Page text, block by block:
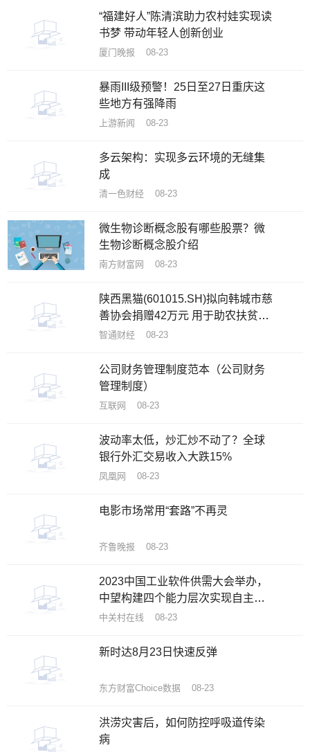
“福建好人”陈清滨助力农村娃实现读
书梦 带动年轻人创新创业
厦门晚报 08-23
暴雨III级预警！25日至27日重庆这
些地方有强降雨
上游新闻 08-23
多云架构：实现多云环境的无缝集
成
清一色财经 08-23
微生物诊断概念股有哪些股票？微
生物诊断概念股介绍
南方财富网 08-23
陕西黑猫(601015.SH)拟向韩城市慈
善协会捐赠42万元 用于助农扶贫和
慈善事业
智通财经 08-23
公司财务管理制度范本（公司财务
管理制度）
互联网 08-23
波动率太低，炒汇炒不动了？全球
银行外汇交易收入大跌15%
凤凰网 08-23
电影市场常用“套路”不再灵
齐鲁晚报 08-23
2023中国工业软件供需大会举办，
中望构建四个能力层次实现自主创
新突围
中关村在线 08-23
新时达8月23日快速反弹
东方财富Choice数据 08-23
洪涝灾害后，如何防控呼吸道传染
病